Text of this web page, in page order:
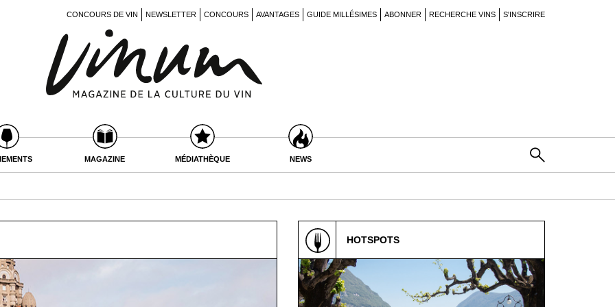
CONCOURS DE VIN NEWSLETTER CONCOURS AVANTAGES GUIDE MILLÉSIMES ABONNER RECHERCHE VINS S'INSCRIRE
MAGAZINE MÉDIATHÈQUE NEWS
HOTSPOTS